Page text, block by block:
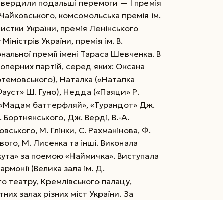
подальші перемоги — І премія
комсомольська премія ім.
України, премія Ленінського
України, премія ім. В.
премії імені Тараса Шевченка. В
партій, серед яких: Оксана
Наталка («Наталка
Ш. Гуно), Недда («Пая­ци» Р.
баттерфляй», «Турандот» Дж.
Бортнянського, Дж. Верді, В.-А.
М. Глінки, С. Рахманінова, Ф.
М. Лисенка та інші. Виконала
за поемою «Наймичка». Виступала
(Велика зала ім. Д.
Кремлівського палацу,
залах різних міст України. За